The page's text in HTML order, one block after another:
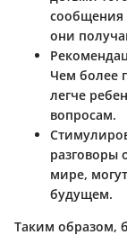
сообщения
они
Чем более
легче
вопросам.
разговоры
мире,
будущем.
Таким образом,